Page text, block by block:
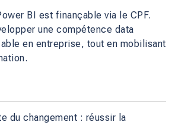
BI est finançable via le CPF.
une compétence data
en entreprise, tout en mobilisant
du changement : réussir la